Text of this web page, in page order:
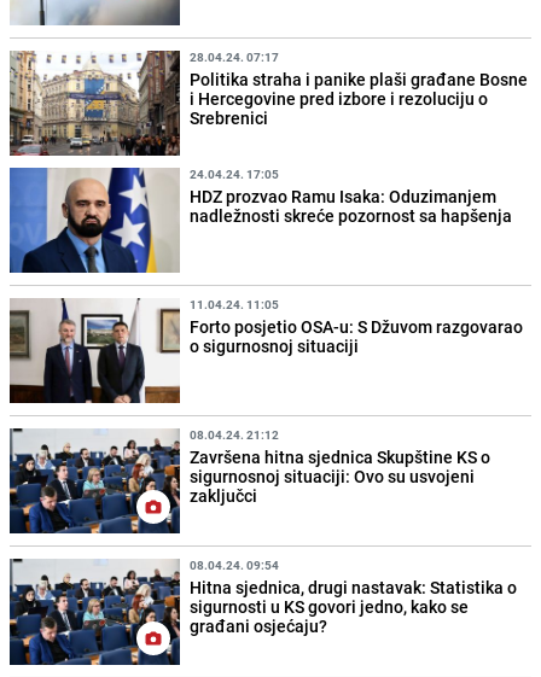
28.04.24. 07:17
Politika straha i panike plaši građane Bosne
i Hercegovine pred izbore i rezoluciju o
Srebrenici
24.04.24. 17:05
HDZ prozvao Ramu Isaka: Oduzimanjem
nadležnosti skreće pozornost sa hapšenja
11.04.24. 11:05
Forto posjetio OSA-u: S Džuvom razgovarao
o sigurnosnoj situaciji
08.04.24. 21:12
Završena hitna sjednica Skupštine KS o
sigurnosnoj situaciji: Ovo su usvojeni
zaključci
08.04.24. 09:54
Hitna sjednica, drugi nastavak: Statistika o
sigurnosti u KS govori jedno, kako se
građani osjećaju?